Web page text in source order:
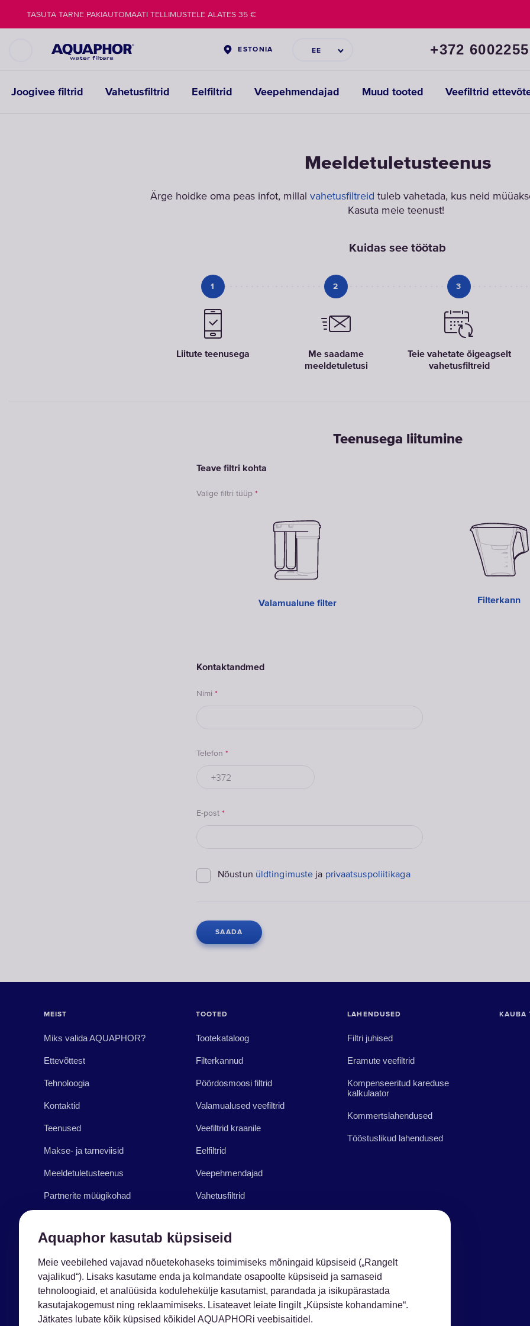
ESTONIA EE +372 6002255
Joogivee filtrid Vahetusfiltrid Eelfiltrid Veepehmendajad Muud tooted Veefiltrid
TASUTA TARNE PAKIAUTOMAATI TELLIMUSTELE ALATES 35 €
Meeldetuletusteenus
Ärge hoidke oma peas infot, millal vahetusfiltreid tuleb vahetada, kus neid
Kasuta meie teenust!
Kuidas see töötab
1
Liitute teenusega
2
Me saadame
meeldetuletusi
3
Teie vahetate õigeagselt
vahetusfiltreid
Teenusega liitumine
Teave filtri kohta
Valige filtri tüüp *
Valamualune filter Filterkann
Kontaktandmed
Nimi *
Telefon *
E-post *
Nõustun üldtingimuste ja privaatsuspoliitikaga
Aquaphor kasutab küpsiseid
Meie veebilehed vajavad nõuetekohaseks toimimiseks mõningaid küpsiseid („Rangelt
vajalikud“). Lisaks kasutame enda ja kolmandate osapoolte küpsiseid ja sarnaseid
tehnoloogiaid, et analüüsida kodulehekülje kasutamist, parandada ja isikupärastada
kasutajakogemust ning reklaamimiseks. Lisateavet leiate lingilt „Küpsiste kohandamine“.
Jätkates lubate kõik küpsised kõikidel AQUAPHORi veebisaitidel.
MEIST
Miks valida AQUAPHOR?
Ettevõttest
Tehnoloogia
Kontaktid
Teenused
Makse- ja tarneviisid
Meeldetuletusteenus
Partnerite müügikohad
Blog
Tugi ja nõuanded
Bauhof kampaania
TOOTED
Tootekataloog
Filterkannud
Pöördosmoosi filtrid
Valamualused veefiltrid
Veefiltrid kraanile
Eelfiltrid
Veepehmendajad
Vahetusfiltrid
LAHENDUSED
Filtri juhised
Eramute veefiltrid
Kompenseeritud kareduse
kalkulaator
Kommertslahendused
Tööstuslikud lahendused
KAUBA